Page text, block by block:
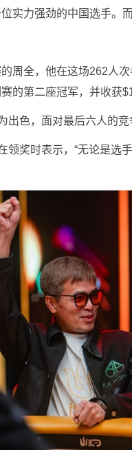
实力强劲的中国选手。
周全，他在这场262人
的第二座冠军，并收获
出色，面对最后六人的竞
领奖时表示，“无论是选